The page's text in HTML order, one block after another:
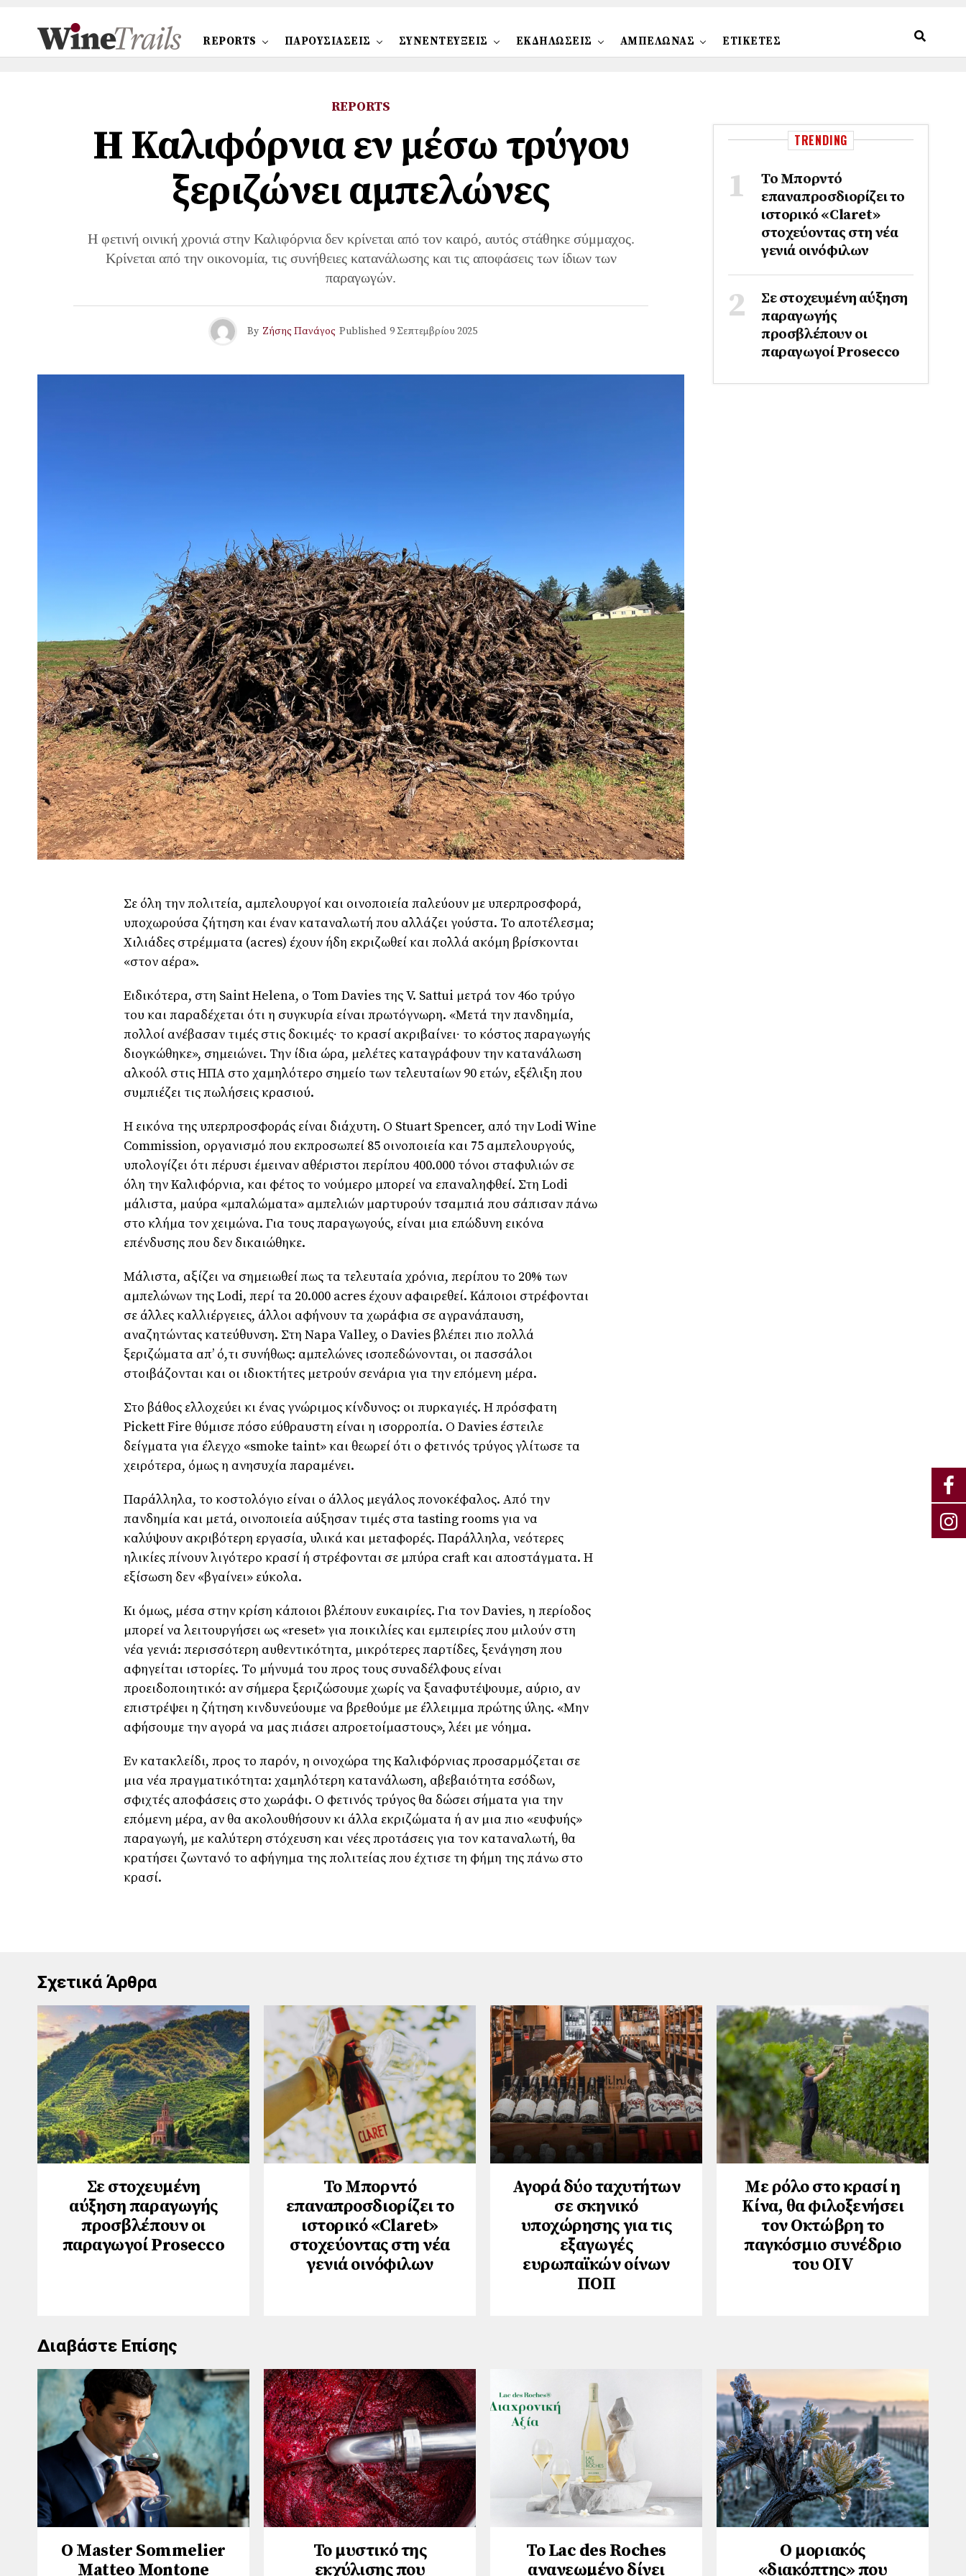
REPORTS ΠΑΡΟΥΣΙΑΣΕΙΣ ΣΥΝΕΝΤΕΥΞΕΙΣ ΕΚΔΗΛΩΣΕΙΣ ΑΜΠΕΛΩΝΑΣ ΕΤΙΚΕΤΕΣ
REPORTS
Η Καλιφόρνια εν μέσω τρύγου
ξεριζώνει αμπελώνες
Η φετινή οινική χρονιά στην Καλιφόρνια δεν κρίνεται από τον καιρό, αυτός στάθηκε σύμμαχος.
Κρίνεται από την οικονομία, τις συνήθειες κατανάλωσης και τις αποφάσεις των ίδιων των
παραγωγών.
By Ζήσης Πανάγος Published 9 Σεπτεμβρίου 2025
Σε όλη την πολιτεία, αμπελουργοί και οινοποιεία παλεύουν με υπερπροσφορά,
υποχωρούσα ζήτηση και έναν καταναλωτή που αλλάζει γούστα. Το αποτέλεσμα;
Χιλιάδες στρέμματα (acres) έχουν ήδη εκριζωθεί και πολλά ακόμη βρίσκονται
«στον αέρα».
Ειδικότερα, στη Saint Helena, ο Tom Davies της V. Sattui μετρά τον 46ο τρύγο
του και παραδέχεται ότι η συγκυρία είναι πρωτόγνωρη. «Μετά την πανδημία,
πολλοί ανέβασαν τιμές στις δοκιμές∙ το κρασί ακριβαίνει∙ το κόστος παραγωγής
διογκώθηκε», σημειώνει. Την ίδια ώρα, μελέτες καταγράφουν την κατανάλωση
αλκοόλ στις ΗΠΑ στο χαμηλότερο σημείο των τελευταίων 90 ετών, εξέλιξη που
συμπιέζει τις πωλήσεις κρασιού.
Η εικόνα της υπερπροσφοράς είναι διάχυτη. Ο Stuart Spencer, από την Lodi Wine
Commission, οργανισμό που εκπροσωπεί 85 οινοποιεία και 75 αμπελουργούς,
υπολογίζει ότι πέρυσι έμειναν αθέριστοι περίπου 400.000 τόνοι σταφυλιών σε
όλη την Καλιφόρνια, και φέτος το νούμερο μπορεί να επαναληφθεί. Στη Lodi
μάλιστα, μαύρα «μπαλώματα» αμπελιών μαρτυρούν τσαμπιά που σάπισαν πάνω
στο κλήμα τον χειμώνα. Για τους παραγωγούς, είναι μια επώδυνη εικόνα
επένδυσης που δεν δικαιώθηκε.
Μάλιστα, αξίζει να σημειωθεί πως τα τελευταία χρόνια, περίπου το 20% των
αμπελώνων της Lodi, περί τα 20.000 acres έχουν αφαιρεθεί. Κάποιοι στρέφονται
σε άλλες καλλιέργειες, άλλοι αφήνουν τα χωράφια σε αγρανάπαυση,
αναζητώντας κατεύθυνση. Στη Napa Valley, ο Davies βλέπει πιο πολλά
ξεριζώματα απ’ ό,τι συνήθως: αμπελώνες ισοπεδώνονται, οι πασσάλοι
στοιβάζονται και οι ιδιοκτήτες μετρούν σενάρια για την επόμενη μέρα.
Στο βάθος ελλοχεύει κι ένας γνώριμος κίνδυνος: οι πυρκαγιές. Η πρόσφατη
Pickett Fire θύμισε πόσο εύθραυστη είναι η ισορροπία. Ο Davies έστειλε
δείγματα για έλεγχο «smoke taint» και θεωρεί ότι ο φετινός τρύγος γλίτωσε τα
χειρότερα, όμως η ανησυχία παραμένει.
Παράλληλα, το κοστολόγιο είναι ο άλλος μεγάλος πονοκέφαλος. Από την
πανδημία και μετά, οινοποιεία αύξησαν τιμές στα tasting rooms για να
καλύψουν ακριβότερη εργασία, υλικά και μεταφορές. Παράλληλα, νεότερες
ηλικίες πίνουν λιγότερο κρασί ή στρέφονται σε μπύρα craft και αποστάγματα. Η
εξίσωση δεν «βγαίνει» εύκολα.
Κι όμως, μέσα στην κρίση κάποιοι βλέπουν ευκαιρίες. Για τον Davies, η περίοδος
μπορεί να λειτουργήσει ως «reset» για ποικιλίες και εμπειρίες που μιλούν στη
νέα γενιά: περισσότερη αυθεντικότητα, μικρότερες παρτίδες, ξενάγηση που
αφηγείται ιστορίες. Το μήνυμά του προς τους συναδέλφους είναι
προειδοποιητικό: αν σήμερα ξεριζώσουμε χωρίς να ξαναφυτέψουμε, αύριο, αν
επιστρέψει η ζήτηση κινδυνεύουμε να βρεθούμε με έλλειμμα πρώτης ύλης. «Μην
αφήσουμε την αγορά να μας πιάσει απροετοίμαστους», λέει με νόημα.
Εν κατακλείδι, προς το παρόν, η οινοχώρα της Καλιφόρνιας προσαρμόζεται σε
μια νέα πραγματικότητα: χαμηλότερη κατανάλωση, αβεβαιότητα εσόδων,
σφιχτές αποφάσεις στο χωράφι. Ο φετινός τρύγος θα δώσει σήματα για την
επόμενη μέρα, αν θα ακολουθήσουν κι άλλα εκριζώματα ή αν μια πιο «ευφυής»
παραγωγή, με καλύτερη στόχευση και νέες προτάσεις για τον καταναλωτή, θα
κρατήσει ζωντανό το αφήγημα της πολιτείας που έχτισε τη φήμη της πάνω στο
κρασί.
TRENDING
Το Μπορντό
επαναπροσδιορίζει το
ιστορικό «Claret»
στοχεύοντας στη νέα
γενιά οινόφιλων
Σε στοχευμένη αύξηση
παραγωγής
προσβλέπουν οι
παραγωγοί Prosecco
Σχετικά Άρθρα
Σε στοχευμένη
αύξηση παραγωγής
προσβλέπουν οι
παραγωγοί Prosecco
Το Μπορντό
επαναπροσδιορίζει το
ιστορικό «Claret»
στοχεύοντας στη νέα
γενιά οινόφιλων
Αγορά δύο ταχυτήτων
σε σκηνικό
υποχώρησης για τις
εξαγωγές
ευρωπαϊκών οίνων
ΠΟΠ
Με ρόλο στο κρασί η
Κίνα, θα φιλοξενήσει
τον Οκτώβρη το
παγκόσμιο συνέδριο
του ΟΙV
Διαβάστε Επίσης
Ο Master Sommelier
Matteo Montone
Το μυστικό της
εκχύλισης που
Το Lac des Roches
ανανεωμένο δίνει
Ο μοριακός
«διακόπτης» που